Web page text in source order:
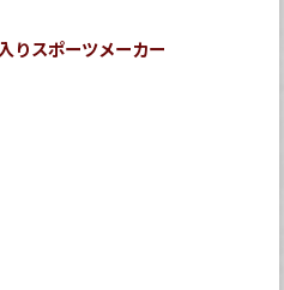
りスポーツメーカー